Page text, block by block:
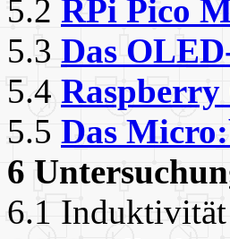
5.2 RPi Pico
5.3 Das
5.4 Raspberry
5.5 Das
6
6.1